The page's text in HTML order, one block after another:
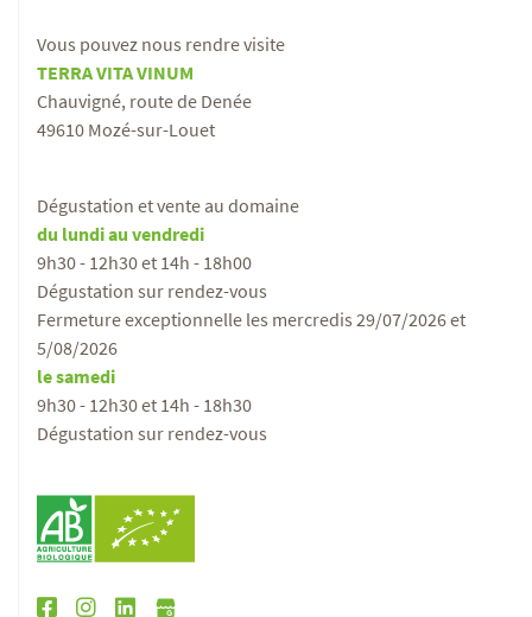
Vous pouvez nous rendre visite
TERRA VITA VINUM
Chauvigné, route de Denée
49610 Mozé-sur-Louet
Dégustation et vente au domaine
du lundi au vendredi
9h30 - 12h30 et 14h - 18h00
Dégustation sur rendez-vous
Fermeture exceptionnelle les mercredis 29/07/2026 et
5/08/2026
le samedi
9h30 - 12h30 et 14h - 18h30
Dégustation sur rendez-vous